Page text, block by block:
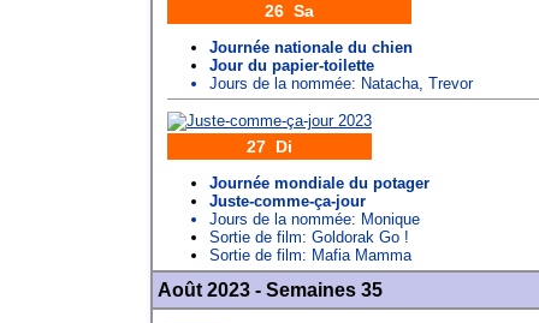
26 Sa
Journée nationale du chien
Jour du papier-toilette
Jours de la nommée: Natacha, Trevor
27 Di
Journée mondiale du potager
Juste-comme-ça-jour
Jours de la nommée: Monique
Sortie de film: Goldorak Go !
Sortie de film: Mafia Mamma
Août 2023 - Semaines 35